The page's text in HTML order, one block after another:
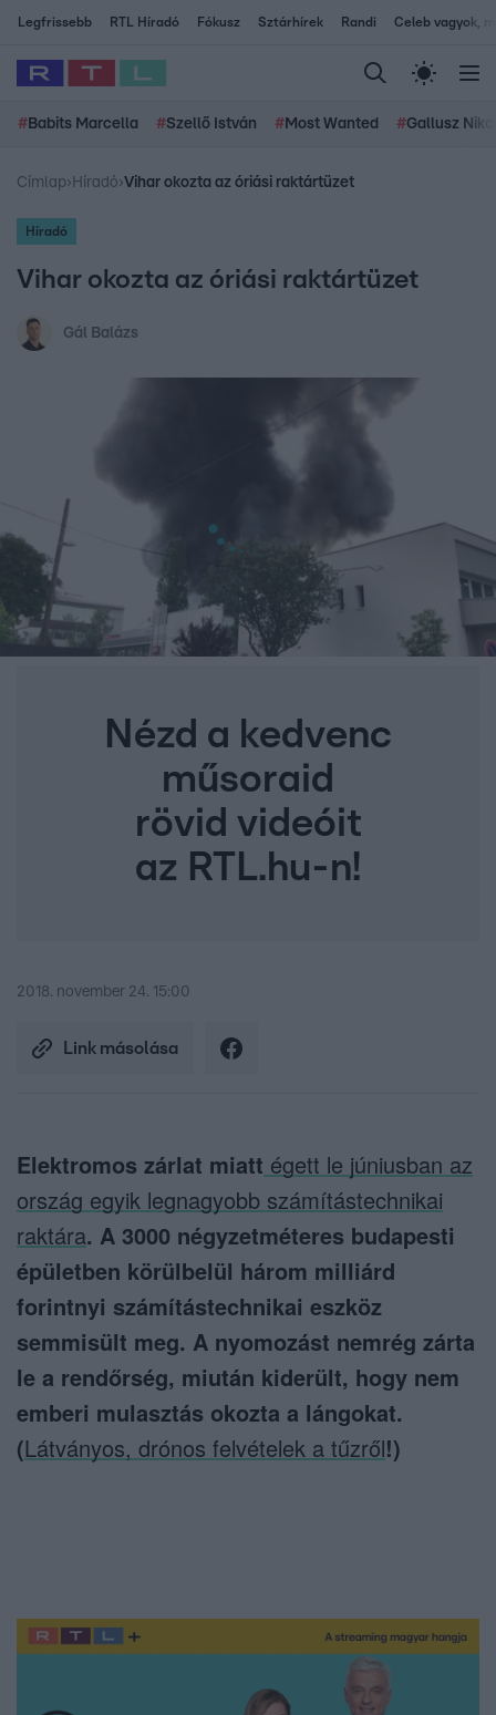
Legfrissebb RTL Híradó Fókusz Sztárhírek Randi Celeb vagyok,
# Babits Marcella #Szellő István # Most Wanted #Gallusz
Címlap› Híradó›Vihar okozta az óriási raktártüzet
Híradó
Vihar okozta az óriási raktártüzet
Gál Balázs
Nézd a kedvenc
műsoraid
rövid videóit
az RTL.hu-n!
2018. november 24. 15:00
Link másolása
Elektromos zárlat miatt égett le júniusban az
ország egyik legnagyobb számítástechnikai
raktára. A 3000 négyzetméteres budapesti
épületben körülbelül három milliárd
forintnyi számítástechnikai eszköz
semmisült meg. A nyomozást nemrég zárta
le a rendőrség, miután kiderült, hogy nem
emberi mulasztás okozta a lángokat.
(Látványos, drónos felvételek a tűzről!)